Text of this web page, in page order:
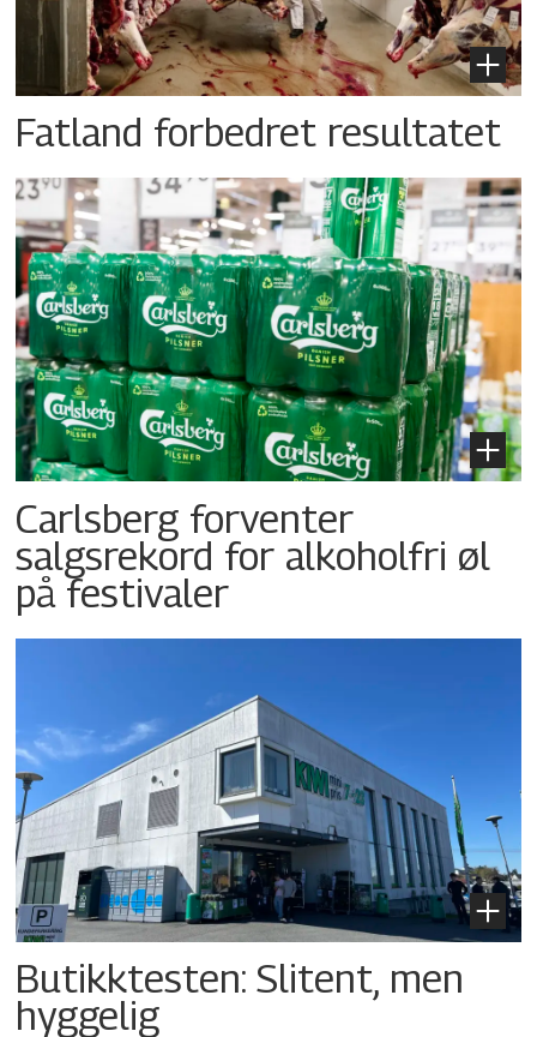
Fatland forbedret resultatet
Carlsberg forventer
salgsrekord for alkoholfri øl
på festivaler
Butikktesten: Slitent, men
hyggelig